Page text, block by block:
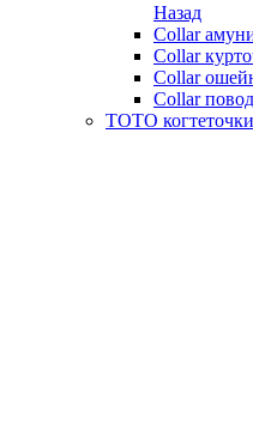
Назад
Collar
Collar
Collar
Collar
ТОТО